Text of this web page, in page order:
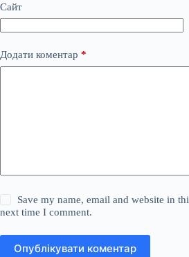
Сайт
Додати коментар *
Save my name, email and website in
next time I comment.
Опублікувати коментар